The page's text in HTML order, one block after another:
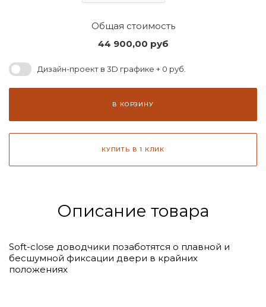
Общая стоимость
44 900,00 руб
Дизайн-проект в 3D графике + 0 руб.
В КОРЗИНУ
КУПИТЬ В 1 КЛИК
Описание товара
Soft-close доводчики позаботятся о плавной и
бесшумной фиксации двери в крайних
положениях